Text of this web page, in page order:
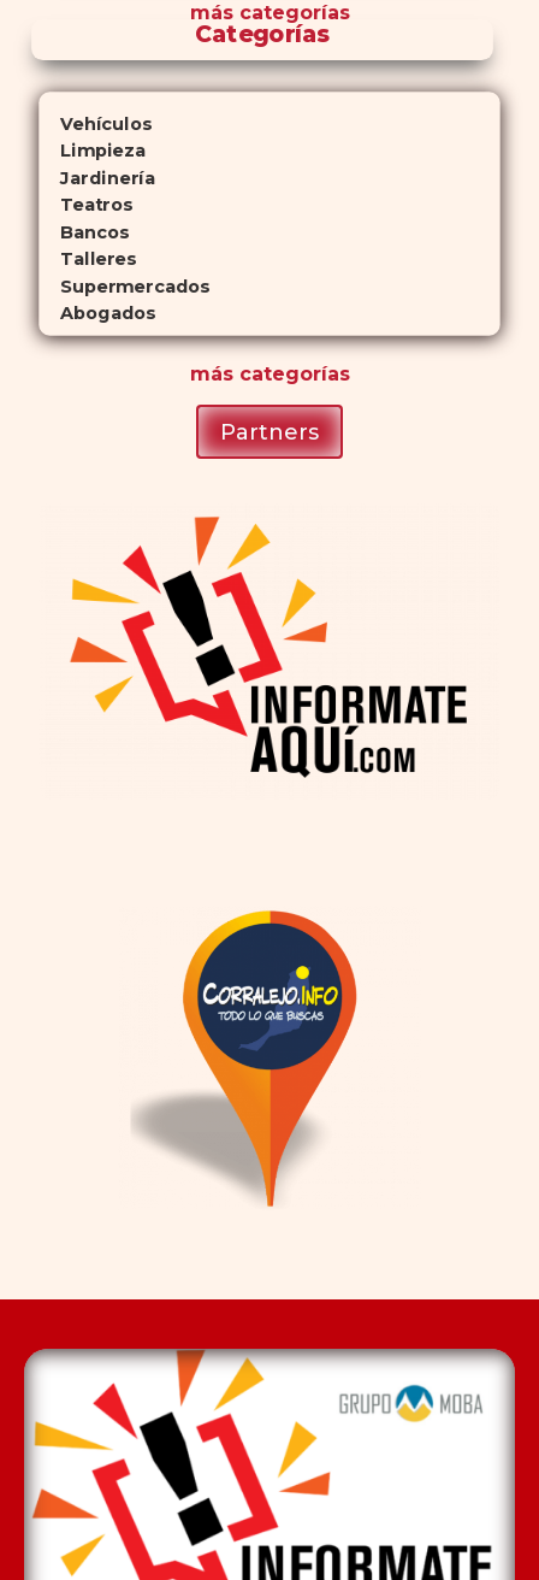
máscategorías
Categorías
Vehículos
Limpieza
Jardinería
Teatros
Bancos
Talleres
Supermercados
Abogados
máscategorías
Partners